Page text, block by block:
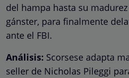
del hampa hasta su
gánster, para finalmente
ante el FBI.
Análisis: Scorsese adapta
seller de Nicholas Pileggi